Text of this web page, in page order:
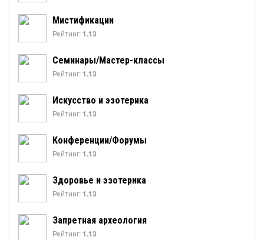
Мистификации
Рейтинг: 1.13
Семинары/Мастер-классы
Рейтинг: 1.13
Искусство и эзотерика
Рейтинг: 1.13
Конференции/Форумы
Рейтинг: 1.13
Здоровье и эзотерика
Рейтинг: 1.13
Запретная археология
Рейтинг: 1.13